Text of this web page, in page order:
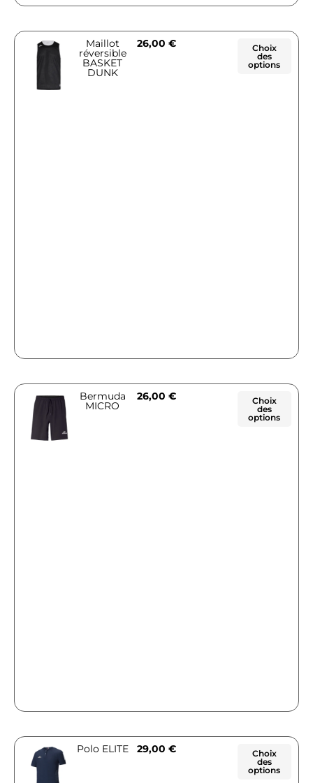
Maillot
réversible
BASKET
DUNK
26,00 €
Choix
des
options
Bermuda
MICRO
26,00 €
Choix
des
options
Polo ELITE 29,00 €
Choix
des
options